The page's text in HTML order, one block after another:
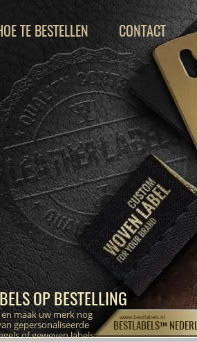
BESTLABELS™
www.bestlabels.nl
OP BESTELLING
maak uw merk nog
gepersonaliseerde
of geweven labels
TE BESTELLEN CONTACT